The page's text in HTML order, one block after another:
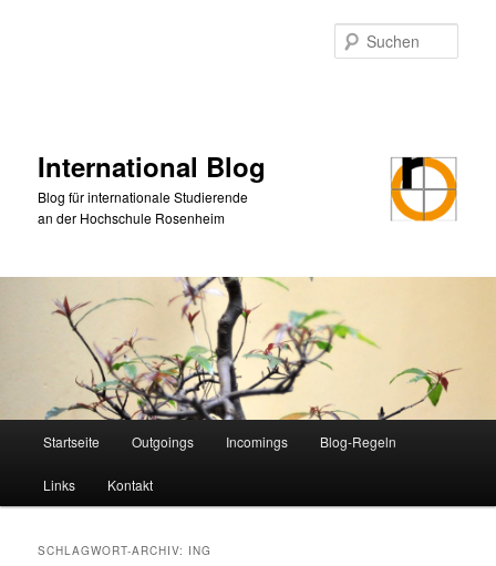
International Blog
Blog für internationale Studierende
an der Hochschule Rosenheim
Startseite Outgoings Incomings Blog-Regeln
Links Kontakt
SCHLAGWORT-ARCHIV: ING